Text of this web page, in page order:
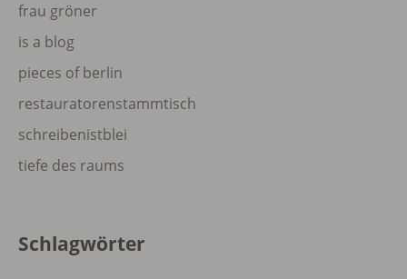
frau gröner
is a blog
pieces of berlin
restauratorenstammtisch
schreibenistblei
tiefe des raums
Schlagwörter